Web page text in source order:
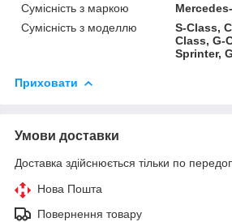
Сумісність з маркою
Сумісність з моделлю
S-Class,
Class, G-
Sprinter,
Приховати
Умови доставки
Доставка здійснюється тільки по
Нова Пошта
Повернення товару